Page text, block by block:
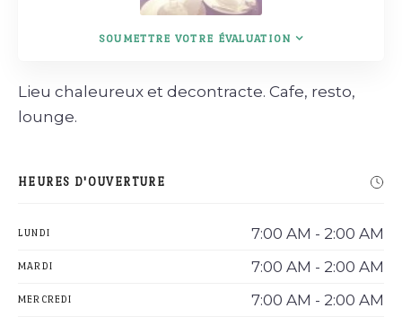
SOUMETTRE VOTRE ÉVALUATION
Lieu chaleureux et decontracte. Cafe, resto,
lounge.
HEURES D'OUVERTURE
LUNDI 7:00 AM - 2:00 AM
MARDI 7:00 AM - 2:00 AM
MERCREDI 7:00 AM - 2:00 AM